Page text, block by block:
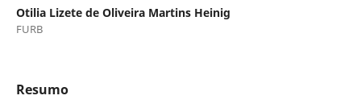
Otilia Lizete de Oliveira Martins Heinig
FURB
Resumo